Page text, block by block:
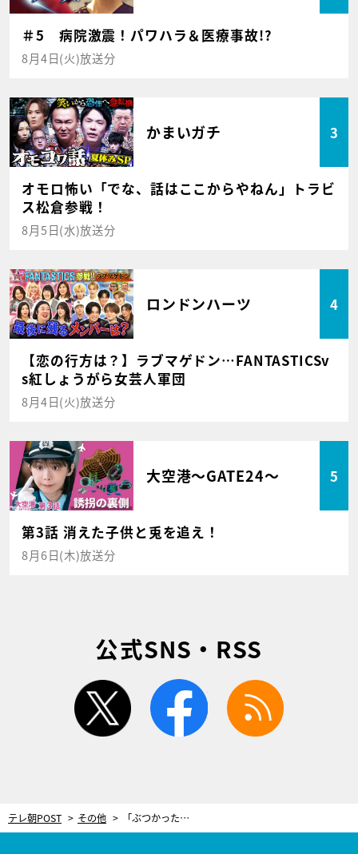
＃5 病院激震！パワハラ＆医療事故!?
8月4日(火)放送分
かまいガチ 3
オモロ怖い「でな、話はここからやねん」トラビ
ス松倉参戦！
8月5日(水)放送分
ロンドンハーツ 4
【恋の行方は？】ラブマゲドン…FANTASTICSv
s紅しょうがら女芸人軍団
8月4日(火)放送分
大空港～GATE24～ 5
第3話 消えた子供と兎を追え！
8月6日(木)放送分
公式SNS・RSS
twitter facebook
テレ朝POST その他 「ぶつかったらゲームオーバー」海の上で最大の敵が襲来！世界一過酷なヨットレースの裏側